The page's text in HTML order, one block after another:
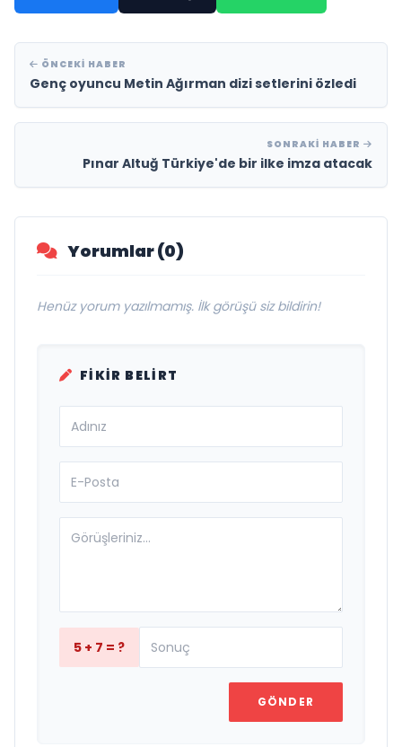
ÖNCEKI HABER
Genç oyuncu Metin Ağırman dizi setlerini özledi
SONRAKI HABER
Pınar Altuğ Türkiye'de bir ilke imza atacak
Yorumlar (0)
Henüz yorum yazılmamış. İlk görüşü siz bildirin!
FIKIR BELIRT
5 + 7 = ?
GÖNDER